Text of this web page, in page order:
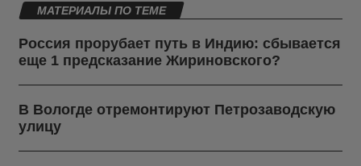
МАТЕРИАЛЫ ПО ТЕМЕ
Россия прорубает путь в Индию: сбывается
еще 1 предсказание Жириновского?
В Вологде отремонтируют Петрозаводскую
улицу